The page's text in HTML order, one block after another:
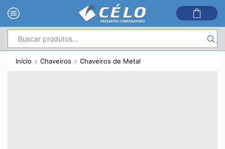
de
pesquisa
Início Chaveiros Chaveiros de Metal